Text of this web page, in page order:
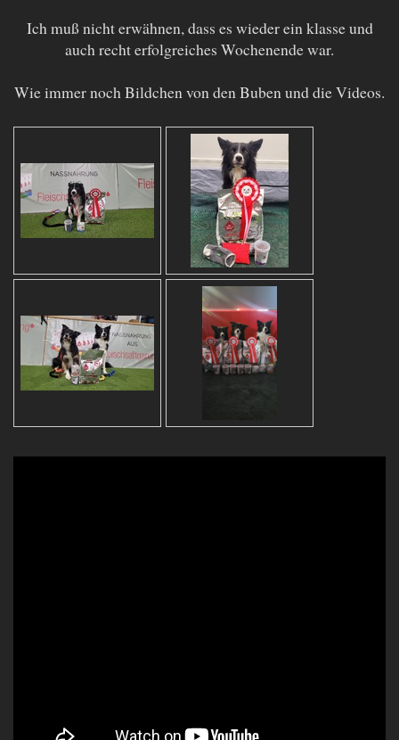
Ich muß nicht erwähnen, dass es wieder ein klasse und
auch recht erfolgreiches Wochenende war.
Wie immer noch Bildchen von den Buben und die Videos.